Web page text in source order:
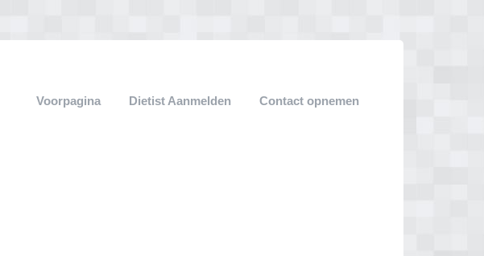
Voorpagina Dietist Aanmelden Contact opnemen